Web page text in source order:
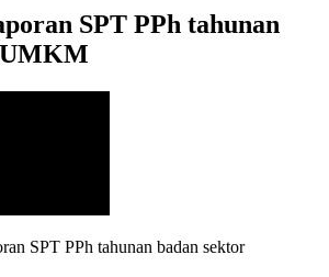
SPT PPh tahunan
UMKM
SPT PPh tahunan badan sektor